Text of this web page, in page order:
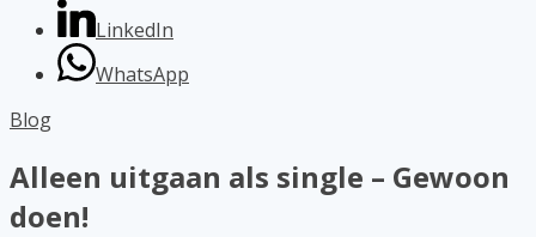
LinkedIn
WhatsApp
Blog
Alleen uitgaan als single – Gewoon
doen!